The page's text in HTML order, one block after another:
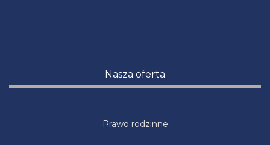
Nasza oferta
Prawo rodzinne